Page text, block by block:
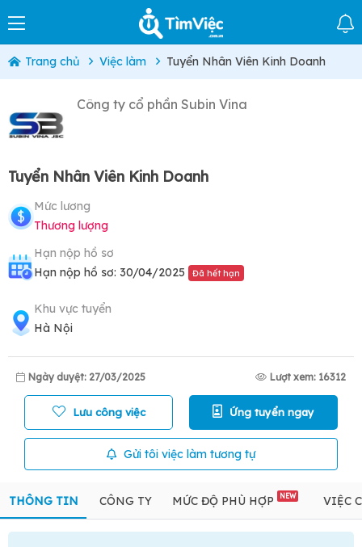
Trang chủ Việc làm Tuyển Nhân Viên Kinh Doanh
Công ty cổ phần Subin Vina
Tuyển Nhân Viên Kinh Doanh
Mức lương
Thương lượng
Hạn nộp hồ sơ
Hạn nộp hồ sơ: 30/04/2025
Đã hết hạn
Khu vực tuyển
Hà Nội
Ngày duyệt: 27/03/2025 Lượt xem: 16312
Lưu công việc Ứng tuyển ngay
Gửi tôi việc làm tương tự
THÔNG TIN CÔNG TY MỨC ĐỘ PHÙ HỢP NEW VIỆC